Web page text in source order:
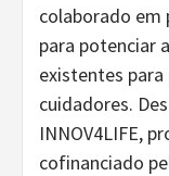
colaborado em
para potenciar
existentes para
cuidadores.
INNOV4LIFE,
cofinanciado